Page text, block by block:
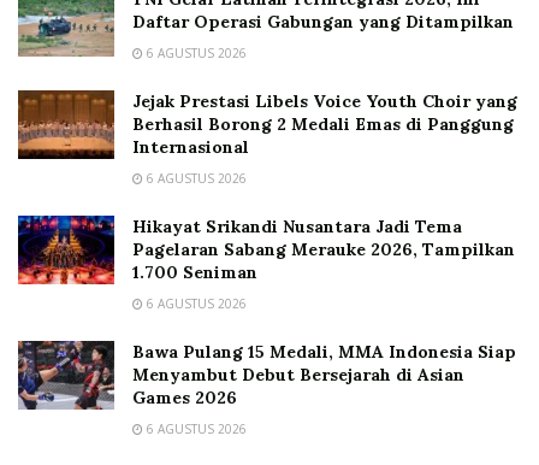
Daftar Operasi Gabungan yang Ditampilkan
6 AGUSTUS 2026
Jejak Prestasi Libels Voice Youth Choir yang
Berhasil Borong 2 Medali Emas di Panggung
Internasional
6 AGUSTUS 2026
Hikayat Srikandi Nusantara Jadi Tema
Pagelaran Sabang Merauke 2026, Tampilkan
1.700 Seniman
6 AGUSTUS 2026
Bawa Pulang 15 Medali, MMA Indonesia Siap
Menyambut Debut Bersejarah di Asian
Games 2026
6 AGUSTUS 2026